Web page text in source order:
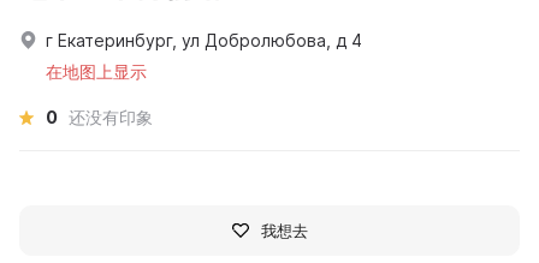
г Екатеринбург, ул Добролюбова, д 4
在地图上显示
0 还没有印象
我想去